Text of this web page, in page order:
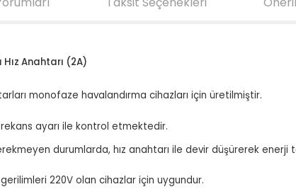
Anahtarı (2A)
monofaze havalandırma cihazları için üretilmiştir.
ayarı ile kontrol etmektedir.
durumlarda, hız anahtarı ile devir düşürerek
220V olan cihazlar için uygundur.